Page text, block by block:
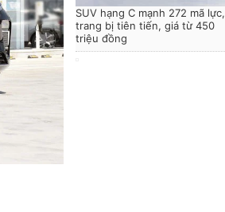
SUV hạng C mạnh 272 mã lực,
trang bị tiên tiến, giá từ 450
triệu đồng